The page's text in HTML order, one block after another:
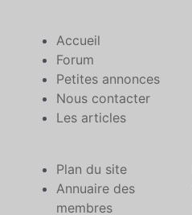
Accueil
Forum
Petites annonces
Nous contacter
Les articles
Plan du site
Annuaire des
membres